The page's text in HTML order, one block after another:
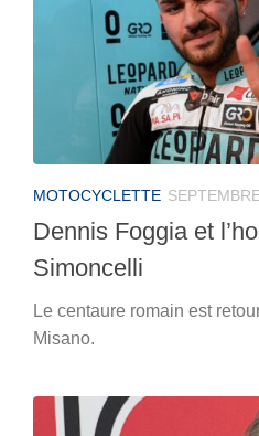
MOTOCYCLETTE
Dennis Foggia et
Simoncelli
Le centaure romain est
Misano.